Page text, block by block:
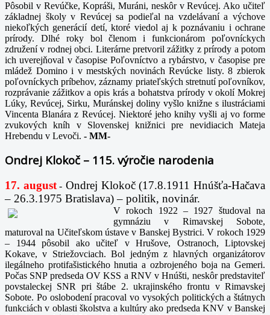
Pôsobil v Revúčke, Kopráši, Muráni, neskôr v Revúcej. Ako učiteľ
základnej školy v Revúcej sa podieľal na vzdelávaní a výchove
niekoľkých generácií detí, ktoré viedol aj k poznávaniu i ochrane
prírody. Dlhé roky bol členom i funkcionárom poľovníckych
združení v rodnej obci. Literárne pretvoril zážitky z prírody a potom
ich uverejňoval v časopise Poľovníctvo a rybárstvo, v časopise pre
mládež Domino i v mestských novinách Revúcke listy. 8 zbierok
poľovníckych príbehov, záznamy priateľských stretnutí poľovníkov,
rozprávanie zážitkov a opis krás a bohatstva prírody v okolí Mokrej
Lúky, Revúcej, Sirku, Muránskej doliny vyšlo knižne s ilustráciami
Vincenta Blanára z Revúcej. Niektoré jeho knihy vyšli aj vo forme
zvukových kníh v Slovenskej knižnici pre nevidiacich Mateja
Hrebendu v Levoči. - MM-
Ondrej Klokoč – 115. výročie narodenia
17. august- Ondrej Klokoč (17.8.1911 Hnúšťa-Hačava
– 26.3.1975 Bratislava) – politik, novinár.
V rokoch 1922 – 1927 študoval na
gymnáziu v Rimavskej Sobote,
maturoval na Učiteľskom ústave v Banskej Bystrici. V rokoch 1929
– 1944 pôsobil ako učiteľ v Hrušove, Ostranoch, Liptovskej
Kokave, v Striežovciach. Bol jedným z hlavných organizátorov
ilegálneho protifašistického hnutia a ozbrojeného boja na Gemeri.
Počas SNP predseda OV KSS a RNV v Hnúšti, neskôr predstaviteľ
povstaleckej SNR pri štábe 2. ukrajinského frontu v Rimavskej
Sobote. Po oslobodení pracoval vo vysokých politických a štátnych
funkciách v oblasti školstva a kultúry ako predseda KNV v Banskej